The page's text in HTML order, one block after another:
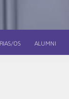
OS ALUMNI